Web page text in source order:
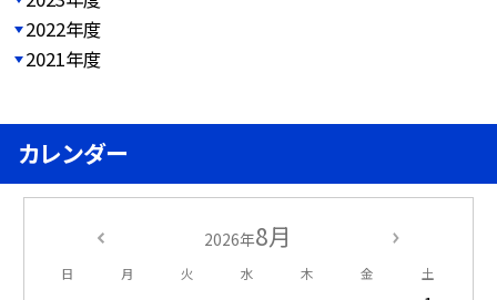
2022年度
2021年度
カレンダー
2026年8月
日 月 火 水 木 金 土